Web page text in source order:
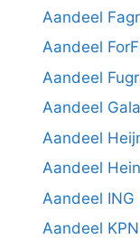
Aandeel
Aandeel
Aandeel
Aandeel
Aandeel
Aandeel
Aandeel ING
Aandeel KPN